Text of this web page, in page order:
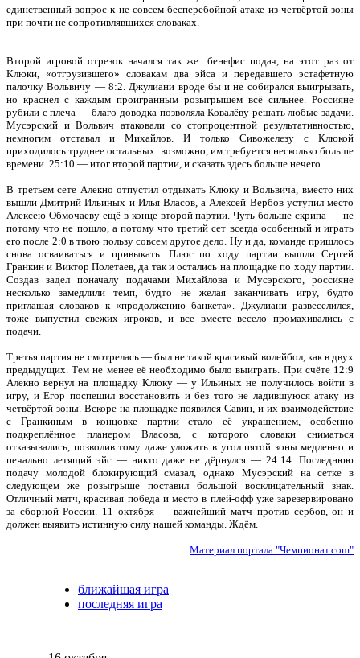
единственный вопрос к не совсем бесперебойной атаке из четвёртой зоны
при почти не сопротивлявшихся словаках.
Второй игровой отрезок начался так же: бенефис подач, на этот раз от
Клюки, «отгрузившего» словакам два эйса и передавшего эстафетную
палочку Вольвичу — 8:2. Джулиани вроде бы и не собирался выигрывать,
но краснел с каждым проигранным розыгрышем всё сильнее. Россияне
рубили с плеча — благо доводка позволяла Ковалёву решать любые задачи.
Мусэрский и Вольвич атаковали со стопроцентной результативностью,
немногим отставал и Михайлов. И только Сивожелезу с Клюкой
приходилось труднее остальных: возможно, им требуется несколько больше
времени. 25:10 — итог второй партии, и сказать здесь больше нечего.
В третьем сете Алекно отпустил отдыхать Клюку и Вольвича, вместо них
вышли Дмитрий Ильиных и Илья Власов, а Алексей Вербов уступил место
Алексею Обмочаеву ещё в конце второй партии. Чуть больше скрипа — не
потому что не пошло, а потому что третий сет всегда особенный и играть
его после 2:0 в твою пользу совсем другое дело. Ну и да, команде пришлось
снова осваиваться и привыкать. Плюс по ходу партии вышли Сергей
Гранкин и Виктор Полетаев, да так и остались на площадке по ходу партии.
Создав задел поначалу подачами Михайлова и Мусэрского, россияне
несколько замедлили темп, будто не желая заканчивать игру, будто
приглашая словаков к «продолжению банкета». Джулиани развеселился,
тоже выпустил свежих игроков, и все вместе весело промахивались с
подачи.
Третья партия не смотрелась — был не такой красивый волейбол, как в двух
предыдущих. Тем не менее её необходимо было выиграть. При счёте 12:9
Алекно вернул на площадку Клюку — у Ильиных не получилось войти в
игру, и Егор поспешил восстановить и без того не ладившуюся атаку из
четвёртой зоны. Вскоре на площадке появился Савин, и их взаимодействие
с Гранкиным в концовке партии стало её украшением, особенно
подкреплённое планером Власова, с которого словаки сниматься
отказывались, позволив тому даже уложить в угол пятой зоны медленно и
печально летящий эйс — никто даже не дёрнулся — 24:14. Последнюю
подачу молодой блокирующий смазал, однако Мусэрский на сетке в
следующем же розыгрыше поставил большой восклицательный знак.
Отличный матч, красивая победа и место в плей-офф уже зарезервировано
за сборной России. 11 октября — важнейший матч против сербов, он и
должен выявить истинную силу нашей команды. Ждём.
Материал портала "Чемпионат.com"
ближайшая игра
последняя игра